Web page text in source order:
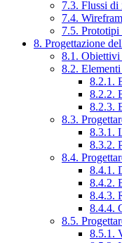
7.3. Flussi di
7.4.
7.5.
8. Progettazione
8.1. Obiettivi
8.2.
8.2.1.
8.2.2.
8.2.3.
8.3.
8.3.1.
8.3.2.
8.4.
8.4.1.
8.4.2.
8.4.3.
8.4.4.
8.5.
8.5.1.